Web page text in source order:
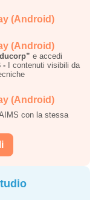
(Android)
(Android)
e accedi
- I contenuti visibili da
(Android)
con la stessa